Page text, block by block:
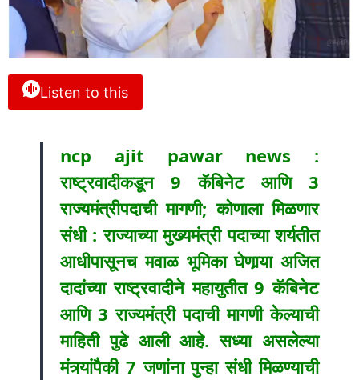
Listen to this
ncp ajit pawar news :
राष्ट्रवादीकडून 9 कॅबिनेट आणि 3
राज्यमंत्रीपदाची मागणी; कोणाला मिळणार
संधी : राज्याच्या मुख्यमंत्री पदाच्या शर्यतीत
आधीपासूनच मवाळ भूमिका घेणार्‍या अजित
दादांच्या राष्ट्रवादीने महायुतीत 9 कॅबिनेट
आणि 3 राज्यमंत्री पदाची मागणी केल्याची
माहिती पुढे आली आहे. सध्या असलेल्या
मंत्र्यांपैकी 7 जणांना पुन्हा संधी मिळण्याची